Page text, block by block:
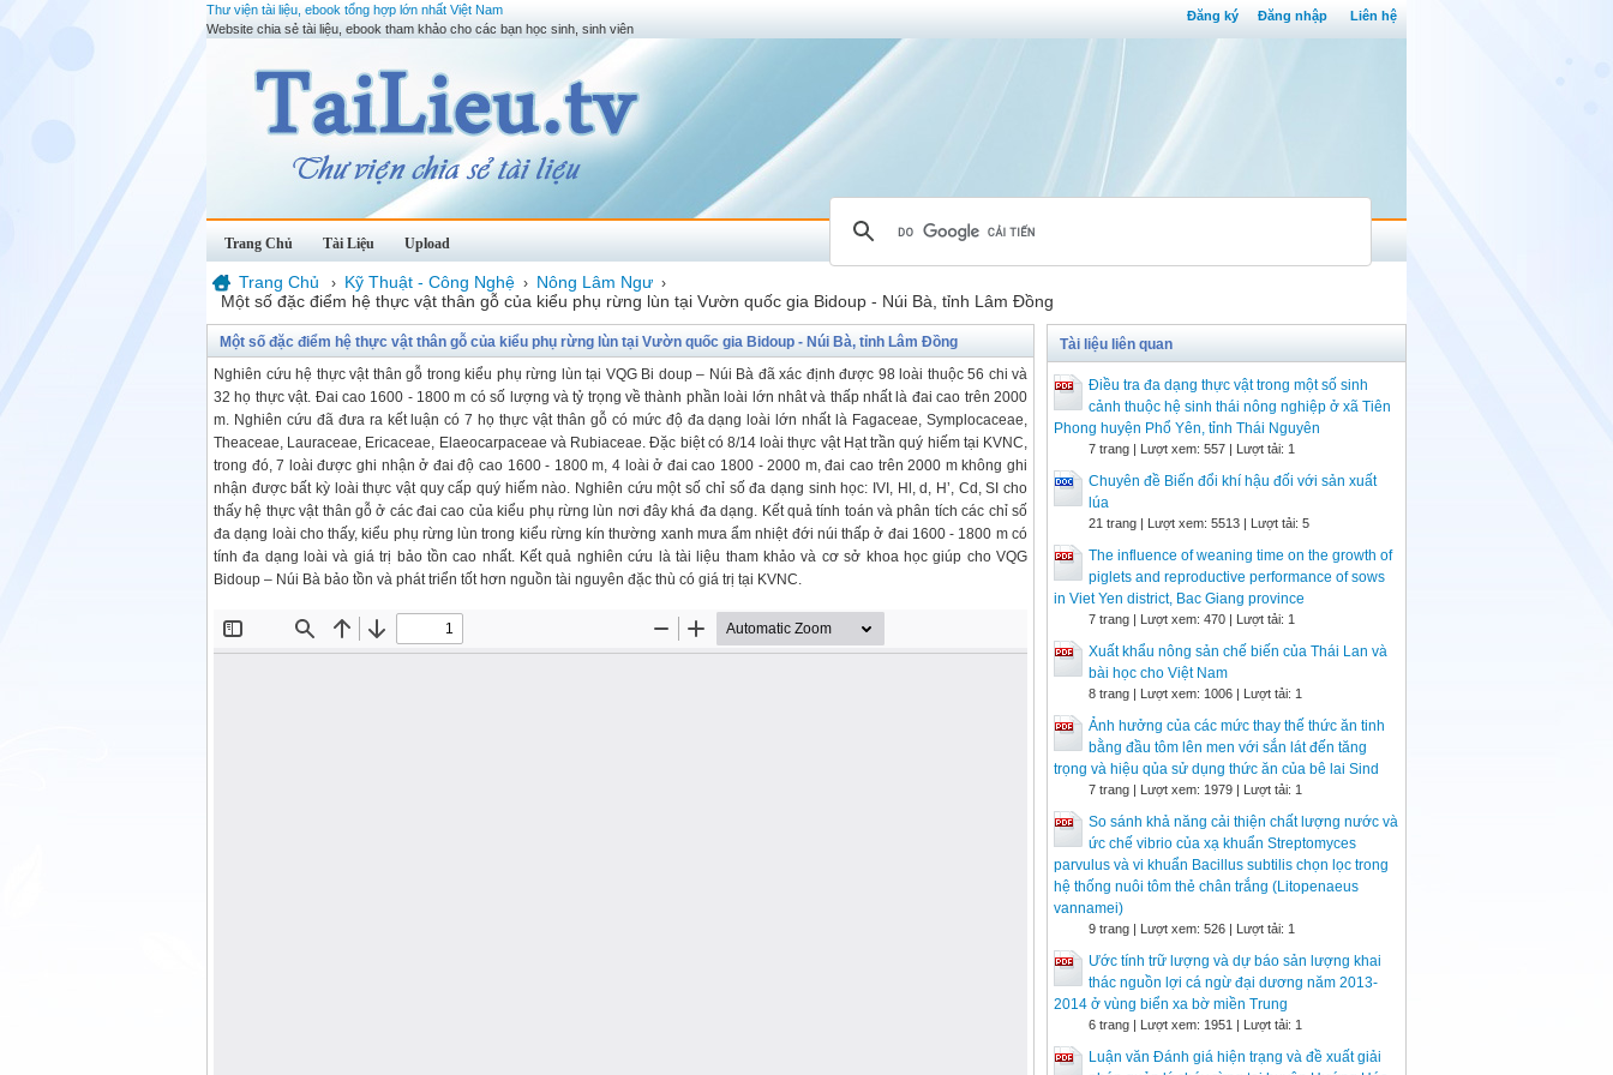
Đăng ký Đăng nhập Liên hệ
Thư viện tài liệu, ebook tổng hợp lớn nhất Việt Nam
Website chia sẻ tài liệu, ebook tham khảo cho các bạn học sinh, sinh viên
Trang Chủ Tài Liệu Upload
Trang Chủ › Kỹ Thuật - Công Nghệ › Nông Lâm Ngư ›
Một số đặc điểm hệ thực vật thân gỗ của kiểu phụ rừng lùn tại Vườn quốc gia Bidoup - Núi Bà, tỉnh Lâm Đồng
Một số đặc điểm hệ thực vật thân gỗ của kiểu phụ rừng lùn tại Vườn quốc gia Bidoup - Núi Bà, tỉnh Lâm Đồng
Nghiên cứu hệ thực vật thân gỗ trong kiểu phụ rừng lùn tại VQG Bi doup – Núi Bà đã xác định được 98 loài thuộc 56 chi và
32 họ thực vật. Đai cao 1600 - 1800 m có số lượng và tỷ trọng về thành phần loài lớn nhât và thấp nhất là đai cao trên 2000
m. Nghiên cứu đã đưa ra kết luận có 7 họ thực vật thân gỗ có mức độ đa dạng loài lớn nhất là Fagaceae, Symplocaceae,
Theaceae, Lauraceae, Ericaceae, Elaeocarpaceae và Rubiaceae. Đặc biệt có 8/14 loài thực vật Hạt trần quý hiếm tại KVNC,
trong đó, 7 loài được ghi nhận ở đai độ cao 1600 - 1800 m, 4 loài ở đai cao 1800 - 2000 m, đai cao trên 2000 m không ghi
nhận được bất kỳ loài thực vật quy cấp quý hiếm nào. Nghiên cứu một số chỉ số đa dạng sinh học: IVI, Hl, d, H’, Cd, SI cho
thấy hệ thực vật thân gỗ ở các đai cao của kiểu phụ rừng lùn nơi đây khá đa dạng. Kết quả tính toán và phân tích các chỉ số
đa dạng loài cho thấy, kiểu phụ rừng lùn trong kiểu rừng kín thường xanh mưa ẩm nhiệt đới núi thấp ở đai 1600 - 1800 m có
tính đa dạng loài và giá trị bảo tồn cao nhất. Kết quả nghiên cứu là tài liệu tham khảo và cơ sở khoa học giúp cho VQG
Bidoup – Núi Bà bảo tồn và phát triển tốt hơn nguồn tài nguyên đặc thù có giá trị tại KVNC.
Tài liệu liên quan
Điều tra đa dạng thực vật trong một số sinh
cảnh thuộc hệ sinh thái nông nghiệp ở xã Tiên
Phong huyện Phổ Yên, tỉnh Thái Nguyên
7 trang | Lượt xem: 557 | Lượt tải: 1
Chuyên đề Biến đổi khí hậu đối với sản xuất
lúa
21 trang | Lượt xem: 5513 | Lượt tải: 5
The influence of weaning time on the growth of
piglets and reproductive performance of sows
in Viet Yen district, Bac Giang province
7 trang | Lượt xem: 470 | Lượt tải: 1
Xuất khẩu nông sản chế biến của Thái Lan và
bài học cho Việt Nam
8 trang | Lượt xem: 1006 | Lượt tải: 1
Ảnh hưởng của các mức thay thế thức ăn tinh
bằng đầu tôm lên men với sắn lát đến tăng
trọng và hiệu qủa sử dụng thức ăn của bê lai Sind
7 trang | Lượt xem: 1979 | Lượt tải: 1
So sánh khả năng cải thiện chất lượng nước và
ức chế vibrio của xạ khuẩn Streptomyces
parvulus và vi khuẩn Bacillus subtilis chọn lọc trong
hệ thống nuôi tôm thẻ chân trắng (Litopenaeus
vannamei)
9 trang | Lượt xem: 526 | Lượt tải: 1
Ước tính trữ lượng và dự báo sản lượng khai
thác nguồn lợi cá ngừ đại dương năm 2013-
2014 ở vùng biển xa bờ miền Trung
6 trang | Lượt xem: 1951 | Lượt tải: 1
Luận văn Đánh giá hiện trạng và đề xuất giải